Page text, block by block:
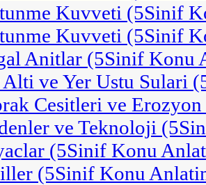
Kuvveti (5Sinif
Kuvveti (5Sinif
Anitlar (5Sinif Konu
Alti ve Yer Ustu Sulari
Cesitleri ve
ve Teknoloji
(5Sinif Konu
(5Sinif Konu